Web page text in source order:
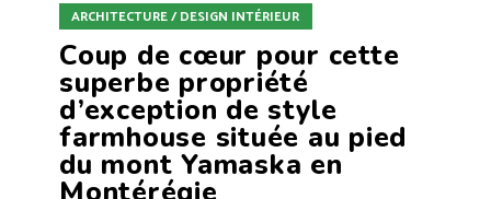
ARCHITECTURE / DESIGN INTÉRIEUR
Coup de cœur pour cette
superbe propriété
d’exception de style
farmhouse située au pied
du mont Yamaska en